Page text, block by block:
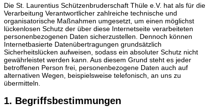
Die St. Laurentius Schützenbruderschaft Thüle e.V. hat als für die
Verarbeitung Verantwortlicher zahlreiche technische und
organisatorische Maßnahmen umgesetzt, um einen möglichst
lückenlosen Schutz der über diese Internetseite verarbeiteten
personenbezogenen Daten sicherzustellen. Dennoch können
Internetbasierte Datenübertragungen grundsätzlich
Sicherheitslücken aufweisen, sodass ein absoluter Schutz nicht
gewährleistet werden kann. Aus diesem Grund steht es jeder
betroffenen Person frei, personenbezogene Daten auch auf
alternativen Wegen, beispielsweise telefonisch, an uns zu
übermitteln.
1. Begriffsbestimmungen